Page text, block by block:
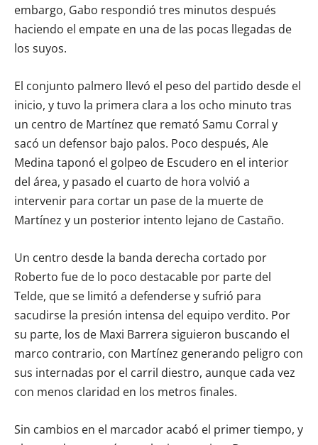
embargo, Gabo respondió tres minutos después
haciendo el empate en una de las pocas llegadas de
los suyos.
El conjunto palmero llevó el peso del partido desde el
inicio, y tuvo la primera clara a los ocho minuto tras
un centro de Martínez que remató Samu Corral y
sacó un defensor bajo palos. Poco después, Ale
Medina taponó el golpeo de Escudero en el interior
del área, y pasado el cuarto de hora volvió a
intervenir para cortar un pase de la muerte de
Martínez y un posterior intento lejano de Castaño.
Un centro desde la banda derecha cortado por
Roberto fue de lo poco destacable por parte del
Telde, que se limitó a defenderse y sufrió para
sacudirse la presión intensa del equipo verdito. Por
su parte, los de Maxi Barrera siguieron buscando el
marco contrario, con Martínez generando peligro con
sus internadas por el carril diestro, aunque cada vez
con menos claridad en los metros finales.
Sin cambios en el marcador acabó el primer tiempo, y